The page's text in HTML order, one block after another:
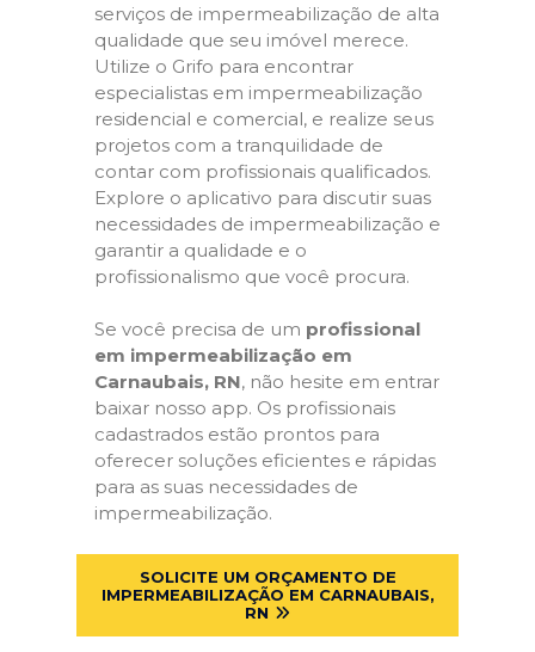
serviços de impermeabilização de alta
qualidade que seu imóvel merece.
Utilize o Grifo para encontrar
especialistas em impermeabilização
residencial e comercial, e realize seus
projetos com a tranquilidade de
contar com profissionais qualificados.
Explore o aplicativo para discutir suas
necessidades de impermeabilização e
garantir a qualidade e o
profissionalismo que você procura.
Se você precisa de um profissional
em impermeabilização em
Carnaubais, RN, não hesite em entrar
baixar nosso app. Os profissionais
cadastrados estão prontos para
oferecer soluções eficientes e rápidas
para as suas necessidades de
impermeabilização.
SOLICITE UM ORÇAMENTO DE
IMPERMEABILIZAÇÃO EM CARNAUBAIS,
RN